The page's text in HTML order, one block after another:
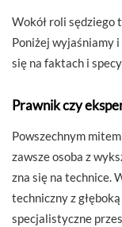
Wokół roli sędziego
Poniżej wyjaśniamy
się na faktach i
Prawnik czy
Powszechnym
zawsze osoba z
zna się na technice.
techniczny z
specjalistyczne